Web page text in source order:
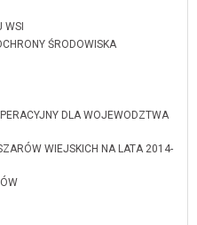
WSI
ŚRODOWISKA
DLA WOJEWODZTWA
WIEJSKICH NA LATA 2014-